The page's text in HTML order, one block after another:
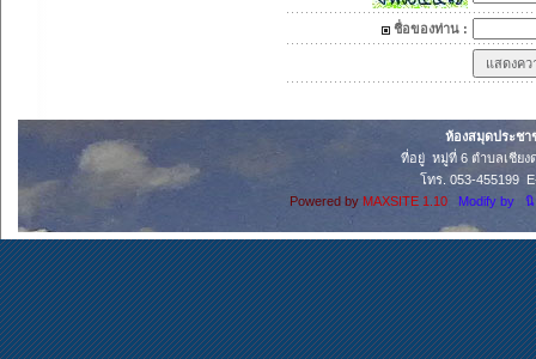
ชื่อของท่าน :
ห้องสมุดประชา
ที่อยู่ หมู่ที่ 6 ตำบลเชียงด
โทร. 053-455199
Powered by MAXSITE 1.10 Modify by